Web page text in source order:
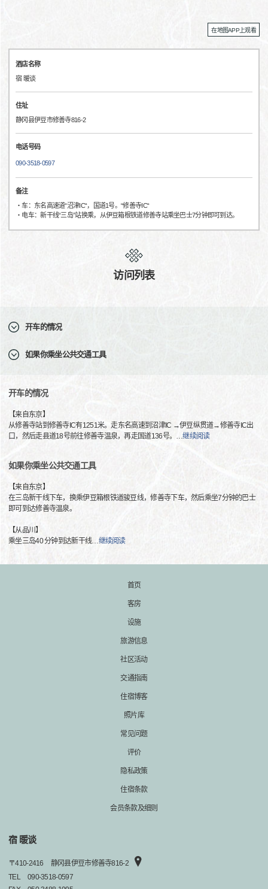
在地图APP上观看
酒店名称
宿 暖谈
住址
静冈县伊豆市修善寺816-2
电话号码
090-3518-0597
备注
・车：东名高速道“沼津IC“，国道1号。“修善寺IC“
・电车：新干线“三岛”站换乘，从伊豆箱根铁道修善寺站乘坐巴士7分钟即可到达。
访问列表
开车的情况
如果你乘坐公共交通工具
开车的情况
【来自东京】
从修善寺站到修善寺IC有1251米。走东名高速到沼津IC →伊豆纵贯道→修善寺IC出
口，然后走县道18号前往修善寺温泉，再走国道136号。 …继续阅读
如果你乘坐公共交通工具
【来自东京】
在三岛新干线下车，换乘伊豆箱根铁道骏豆线，修善寺下车，然后乘坐7分钟的巴士
即可到达修善寺温泉。
【从品川】
乘坐三岛40 分钟到达新干线…继续阅读
首页
客房
设施
旅游信息
社区活动
交通指南
住宿博客
照片库
常见问题
评价
隐私政策
住宿条款
会员条款及细则
宿 暖谈
〒410-2416
静冈县伊豆市修善寺816-2
TEL
090-3518-0597